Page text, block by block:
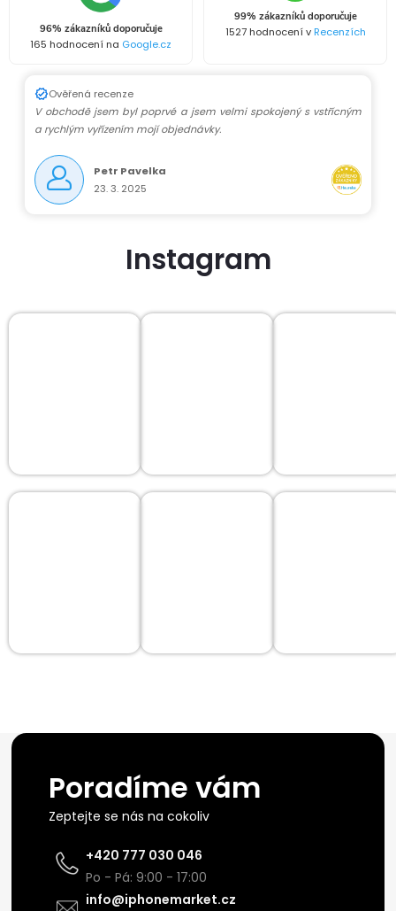
96% zákazníků doporučuje
165 hodnocení na Google.cz
99% zákazníků doporučuje
1527 hodnocení vRecenzích
Ověřená recenze
V obchodě jsem byl poprvé a jsem velmi spokojený s vstřícným
a rychlým vyřízením mojí objednávky.
Petr Pavelka
23. 3. 2025
Instagram
Poradíme vám
Zeptejte se nás na cokoliv
+420 777 030 046
Po - Pá: 9:00 - 17:00
info@iphonemarket.cz